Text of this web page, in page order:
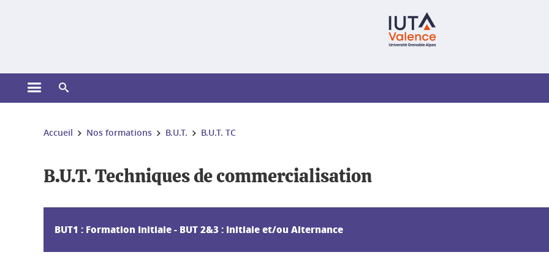
Ouvrir le menu principal
Vous êtes ici :
Accueil Nos formations B.U.T. B.U.T. TC
B.U.T. Techniques de commercialisation
BUT1 : Formation Initiale - BUT 2&3 : Initiale et/ou Alternance